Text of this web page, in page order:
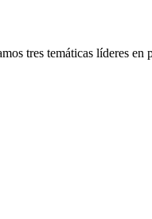
tres temáticas líderes